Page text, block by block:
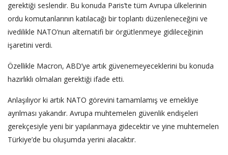
gerektiği seslendir. Bu konuda Paris’te tüm Avrupa ülkelerinin
ordu komutanlarının katılacağı bir toplantı düzenleneceğini ve
ivedilikle NATO’nun alternatifi bir örgütlenmeye gidileceğinin
işaretini verdi.
Özellikle Macron, ABD’ye artık güvenemeyeceklerini bu konuda
hazırlıklı olmaları gerektiği ifade etti.
Anlaşılıyor ki artık NATO görevini tamamlamış ve emekliye
ayrılması yakandır. Avrupa muhtemelen güvenlik endişeleri
gerekçesiyle yeni bir yapılanmaya gidecektir ve yine muhtemelen
Türkiye’de bu oluşumda yerini alacaktır.